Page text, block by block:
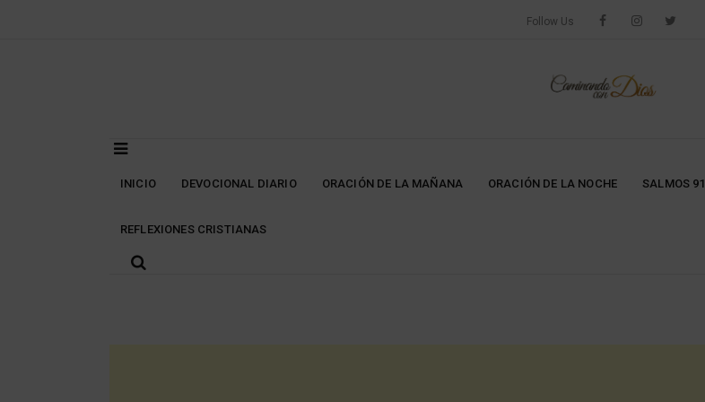
Follow Us
INICIO DEVOCIONAL DIARIO ORACIÓN DE LA MAÑANA ORACIÓN DE LA NOCHE SALMOS 91
REFLEXIONES CRISTIANAS